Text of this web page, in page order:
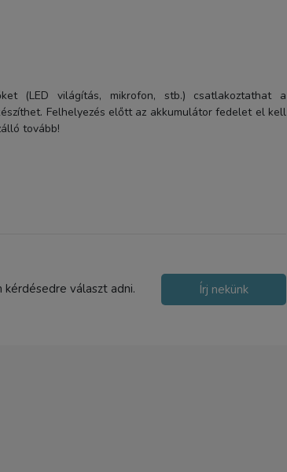
(LED világítás, mikrofon, stb.) csatlakoztathat a
Felhelyezés előtt az akkumulátor fedelet el kell
tovább!
kérdésedre választ adni. Írj nekünk
RK-L99 tapadókorongos